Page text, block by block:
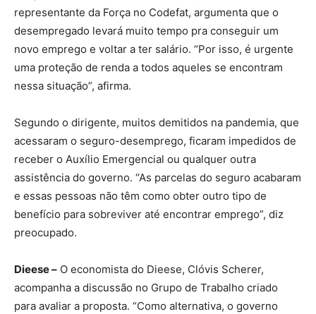
representante da Força no Codefat, argumenta que o
desempregado levará muito tempo pra conseguir um
novo emprego e voltar a ter salário. “Por isso, é urgente
uma proteção de renda a todos aqueles se encontram
nessa situação”, afirma.
Segundo o dirigente, muitos demitidos na pandemia, que
acessaram o seguro-desemprego, ficaram impedidos de
receber o Auxílio Emergencial ou qualquer outra
assistência do governo. “As parcelas do seguro acabaram
e essas pessoas não têm como obter outro tipo de
benefício para sobreviver até encontrar emprego”, diz
preocupado.
Dieese – O economista do Dieese, Clóvis Scherer,
acompanha a discussão no Grupo de Trabalho criado
para avaliar a proposta. “Como alternativa, o governo